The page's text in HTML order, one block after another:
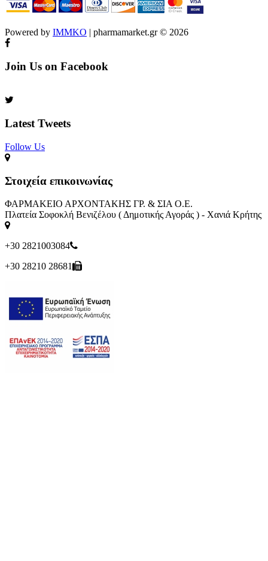
Powered by IMMKO | pharmamarket.gr © 2026
Join Us on Facebook
Latest Tweets
Follow Us​
Στοιχεία επικοινωνίας
ΦΑΡΜΑΚΕΙΟ ΑΡΧΟΝΤΑΚΗΣ ΓΡ. & ΣΙΑ Ο.Ε.
Πλατεία Σοφοκλή Βενιζέλου ( Δημοτικής Αγοράς ) - Χανιά Κρήτης
+30 2821003084
+30 28210 28681